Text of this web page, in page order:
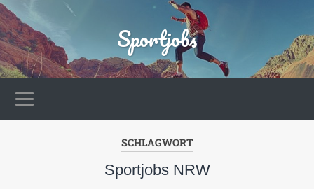
Sportjobs
SCHLAGWORT
Sportjobs NRW